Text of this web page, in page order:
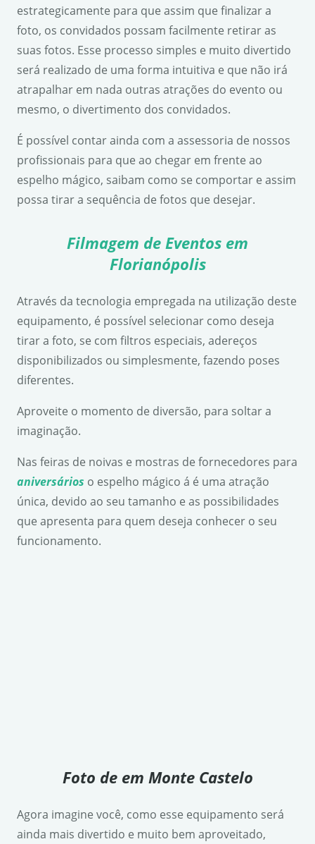
estrategicamente para que assim que finalizar a
foto, os convidados possam facilmente retirar as
suas fotos. Esse processo simples e muito divertido
será realizado de uma forma intuitiva e que não irá
atrapalhar em nada outras atrações do evento ou
mesmo, o divertimento dos convidados.
É possível contar ainda com a assessoria de nossos
profissionais para que ao chegar em frente ao
espelho mágico, saibam como se comportar e assim
possa tirar a sequência de fotos que desejar.
Filmagem de Eventos em
Florianópolis
Através da tecnologia empregada na utilização deste
equipamento, é possível selecionar como deseja
tirar a foto, se com filtros especiais, adereços
disponibilizados ou simplesmente, fazendo poses
diferentes.
Aproveite o momento de diversão, para soltar a
imaginação.
Nas feiras de noivas e mostras de fornecedores para
aniversários o espelho mágico á é uma atração
única, devido ao seu tamanho e as possibilidades
que apresenta para quem deseja conhecer o seu
funcionamento.
Foto de em Monte Castelo
Agora imagine você, como esse equipamento será
ainda mais divertido e muito bem aproveitado,